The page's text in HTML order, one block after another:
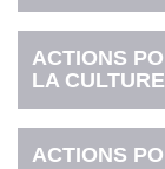
ACTIONS
LA CULTURE
ACTIONS